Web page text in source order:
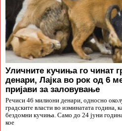
Уличните кучиња го чинат
денари, Лајка во рок од 6
пријави за заловување
Речиси 46 милиони денари, односно
градските власти во изминатата година,
бездомни кучиња. Само до 24 јуни
кое